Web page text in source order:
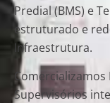
Predial (BMS) e
estruturado e
Infraestrutura.
Supervisórios